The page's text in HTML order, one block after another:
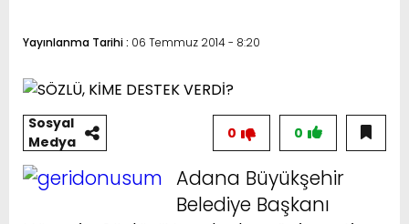
Yayınlanma Tarihi : 06 Temmuz 2014 - 8:20
Sosyal
Medya
0
0
Adana Büyükşehir
Belediye Başkanı